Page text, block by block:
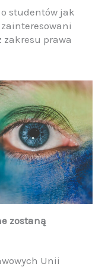
studentów jak
zakresu prawa
zostaną
Unii